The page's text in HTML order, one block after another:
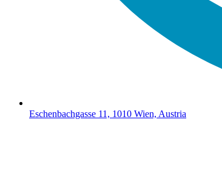
Eschenbachgasse 11, 1010 Wien, Austria